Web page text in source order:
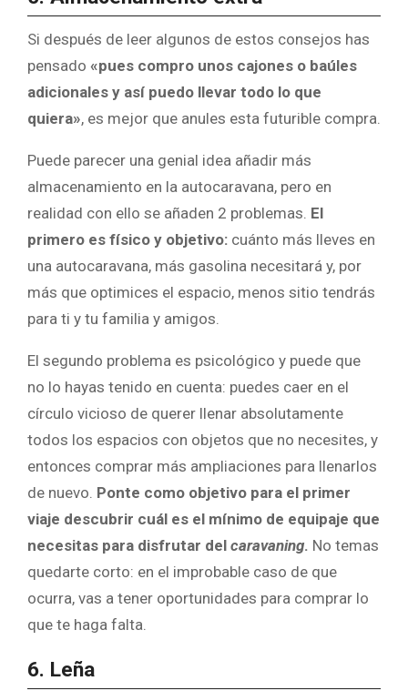
Si después de leer algunos de estos consejos has
pensado «pues compro unos cajones o baúles
adicionales y así puedo llevar todo lo que
quiera», es mejor que anules esta futurible compra.
Puede parecer una genial idea añadir más
almacenamiento en la autocaravana, pero en
realidad con ello se añaden 2 problemas. El
primero es físico y objetivo: cuánto más lleves en
una autocaravana, más gasolina necesitará y, por
más que optimices el espacio, menos sitio tendrás
para ti y tu familia y amigos.
El segundo problema es psicológico y puede que
no lo hayas tenido en cuenta: puedes caer en el
círculo vicioso de querer llenar absolutamente
todos los espacios con objetos que no necesites, y
entonces comprar más ampliaciones para llenarlos
de nuevo. Ponte como objetivo para el primer
viaje descubrir cuál es el mínimo de equipaje que
necesitas para disfrutar del caravaning. No temas
quedarte corto: en el improbable caso de que
ocurra, vas a tener oportunidades para comprar lo
que te haga falta.
6. Leña